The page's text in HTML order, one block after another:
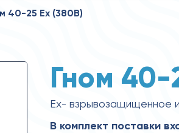
40-25 Ех (380В)
Гном 40-
Ex- взрывозащищенное
В комплект поставки